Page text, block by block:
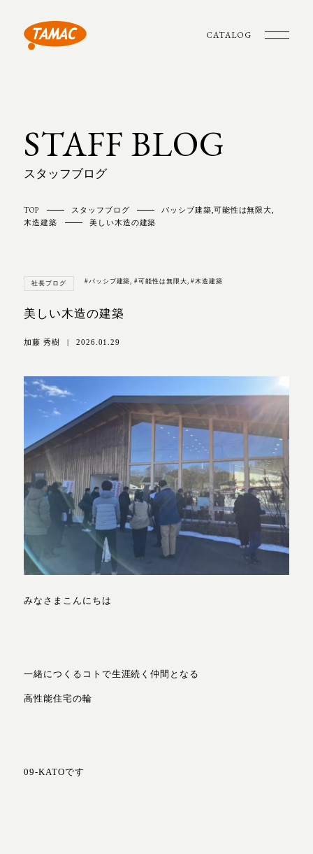
CATALOG
STAFF BLOG
スタッフブログ
TOP スタッフブログ パッシブ建築,可能性は無限大,
木造建築
美しい木造の建築
社長ブログ #パッシブ建築,#可能性は無限大,#木造建築
美しい木造の建築
加藤 秀樹 | 2026.01.29
みなさまこんにちは
一緒につくるコトで生涯続く仲間となる
高性能住宅の輪
09-KATOです